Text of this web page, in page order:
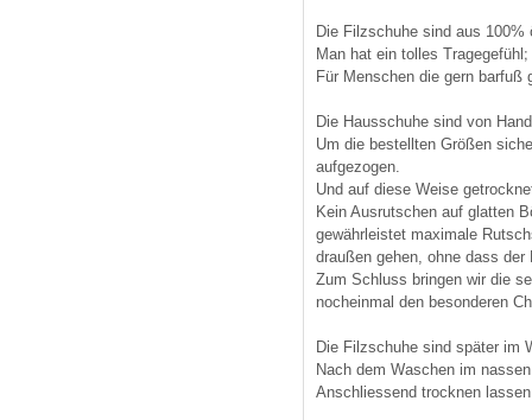
Die Filzschuhe sind aus
Man hat ein tolles
Für Menschen die gern barfuß
Die Hausschuhe sind von
Um die bestellten Größen
aufgezogen.
Und auf diese Weise
Kein Ausrutschen auf glatten
gewährleistet maximale
draußen gehen, ohne dass
Zum Schluss bringen wir die
nocheinmal den besonderen
Die Filzschuhe sind später im
Nach dem Waschen im
Anschliessend trocknen